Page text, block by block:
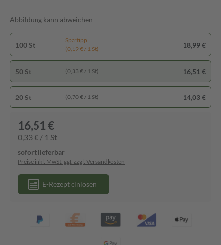
Abbildung kann abweichen
100 St
Spartipp
(0,19 € / 1 St)
18,99 €
50 St (0,33 € / 1 St) 16,51 €
20 St (0,70 € / 1 St) 14,03 €
16,51 €
0,33 € / 1 St
sofort lieferbar
Preise inkl. MwSt. ggf. zzgl. Versandkosten
E-Rezept einlösen